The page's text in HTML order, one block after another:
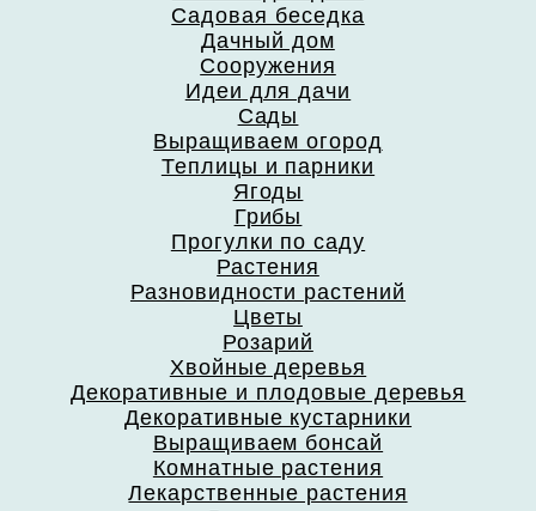
Садовая беседка
Дачный дом
Сооружения
Идеи для дачи
Сады
Выращиваем огород
Теплицы и парники
Ягоды
Грибы
Прогулки по саду
Растения
Разновидности растений
Цветы
Розарий
Хвойные деревья
Декоративные и плодовые деревья
Декоративные кустарники
Выращиваем бонсай
Комнатные растения
Лекарственные растения